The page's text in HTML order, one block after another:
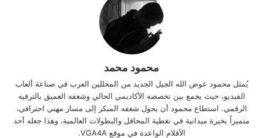
محمود محمد
يُمثل محمود عوض الله الجيل الجديد من المحللين العرب في صناعة ألعاب
الفيديو، حيث يجمع بين تخصصه الأكاديمي الحالي وشغفه العميق بالترفيه
الرقمي. استطاع محمود أن يحول شغفه المبكر إلى مسار مهني احترافي،
متميزاً بخبرة ميدانية في تغطية المحافل والبطولات العالمية، وهذا جعله أحد
الأقلام الواعدة في موقع VGA4A.